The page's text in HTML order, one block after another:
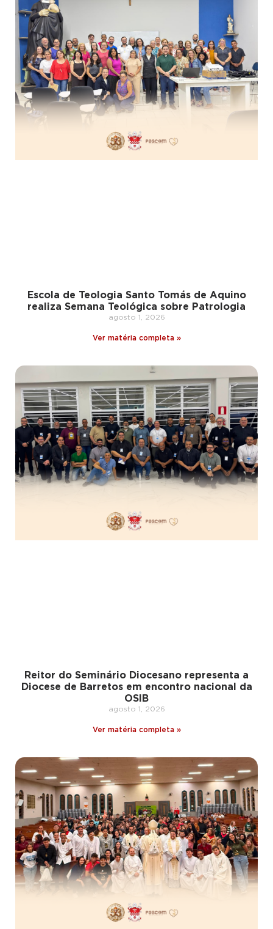
Escola de Teologia Santo Tomás de Aquino
realiza Semana Teológica sobre Patrologia
agosto 1, 2026
Ver matéria completa »
Reitor do Seminário Diocesano representa a
Diocese de Barretos em encontro nacional da
OSIB
agosto 1, 2026
Ver matéria completa »